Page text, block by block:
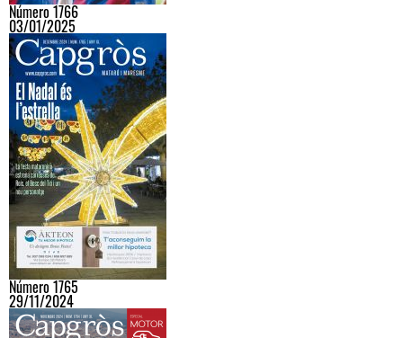
Número 1766
03/01/2025
Número 1765
29/11/2024